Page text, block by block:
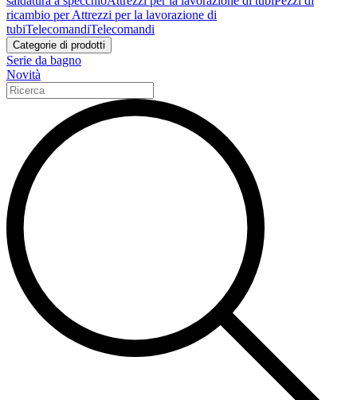
ricambio per Attrezzi per la lavorazione di
tubiTelecomandiTelecomandi
Categorie di prodotti
Serie da bagno
Novità